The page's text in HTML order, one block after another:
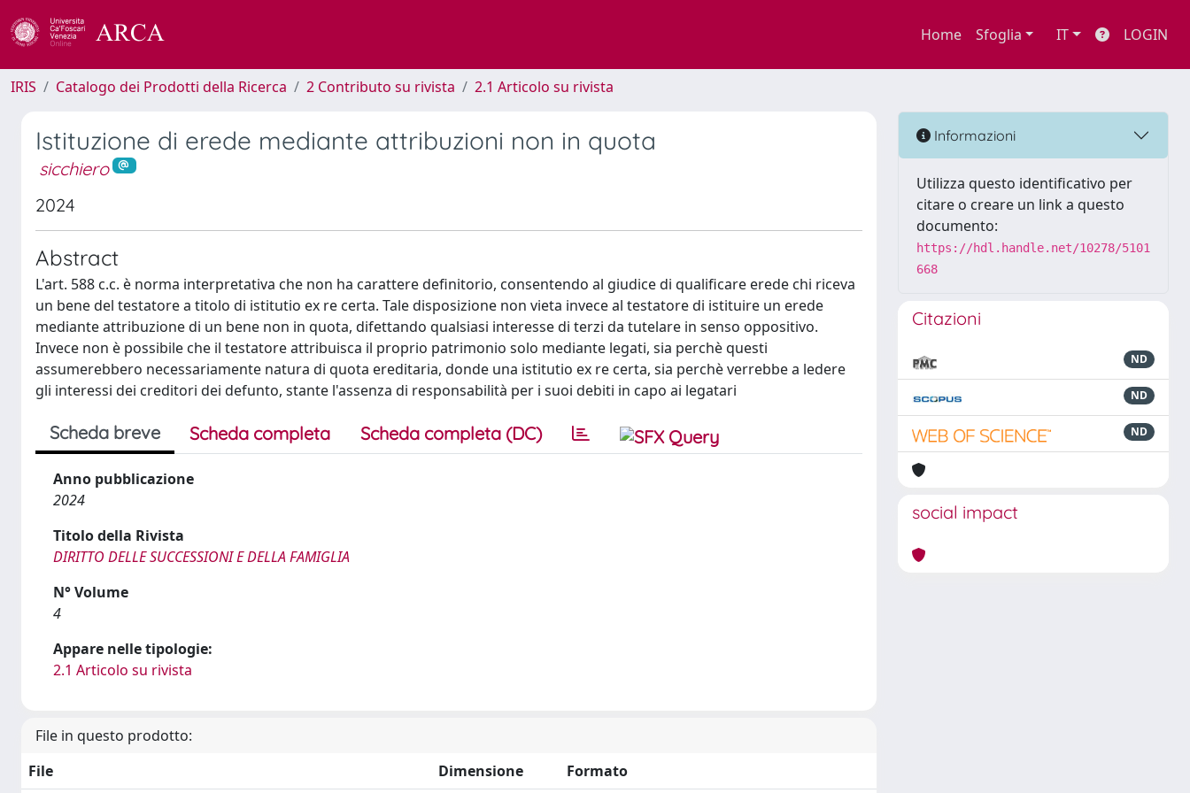
Home Sfoglia IT LOGIN
IRIS Catalogo dei Prodotti della Ricerca 2 Contributo su rivista 2.1 Articolo su rivista
Istituzione di erede mediante attribuzioni non in quota
sicchiero
2024
Abstract
L'art. 588 c.c. è norma interpretativa che non ha carattere definitorio, consentendo al giudice di qualificare erede chi riceva
un bene del testatore a titolo di istitutio ex re certa. Tale disposizione non vieta invece al testatore di istituire un erede
mediante attribuzione di un bene non in quota, difettando qualsiasi interesse di terzi da tutelare in senso oppositivo.
Invece non è possibile che il testatore attribuisca il proprio patrimonio solo mediante legati, sia perchè questi
assumerebbero necessariamente natura di quota ereditaria, donde una istitutio ex re certa, sia perchè verrebbe a ledere
gli interessi dei creditori dei defunto, stante l'assenza di responsabilità per i suoi debiti in capo ai legatari
Scheda breve Scheda completa Scheda completa (DC)
Anno pubblicazione
2024
Titolo della Rivista
DIRITTO DELLE SUCCESSIONI E DELLA FAMIGLIA
N° Volume
4
Appare nelle tipologie:
2.1 Articolo su rivista
File in questo prodotto:
File
Dimensione Formato
Informazioni
Utilizza questo identificativo per
citare o creare un link a questo
documento:
https://hdl.handle.net/10278/5101
668
Citazioni
ND
ND
ND
social impact